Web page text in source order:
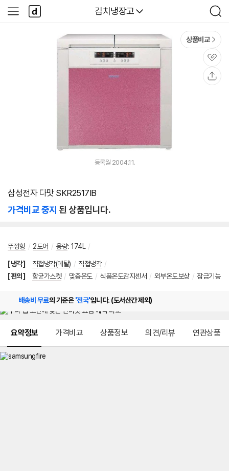
다나와
김치냉장고
검
색
사
이
다
나
와
상품비교
관
심
등록월 2004.11.
삼성전자 다맛 SKR2517IB
가격비교 중지 된 상품입니다.
뚜껑형 / 2도어 / 용량: 174L /
[냉각] 직접냉각(메탈) / 직접냉각 /
[편의]
항균가스켓 / 맞춤온도 / 식품온도감지센서 / 외부온도보상 / 잠금기능
배송비 무료의 기준은'전국'입니다. (도서산간 제외)
요약정보 가격비교 상품정보 의견/리뷰 연관상품